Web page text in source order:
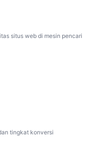
situs web di mesin pencari
tingkat konversi